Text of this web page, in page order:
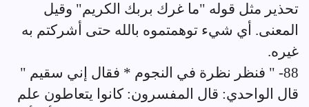
تحذير مثل قوله "ما غرك بربك الكريم" وقيل
المعنى. أي شيء توهمتموه بالله حتى أشركتم به
غيره.
88- " فنظر نظرة في النجوم * فقال إني سقيم "
قال الواحدي: قال المفسرون: كانوا يتعاطون علم